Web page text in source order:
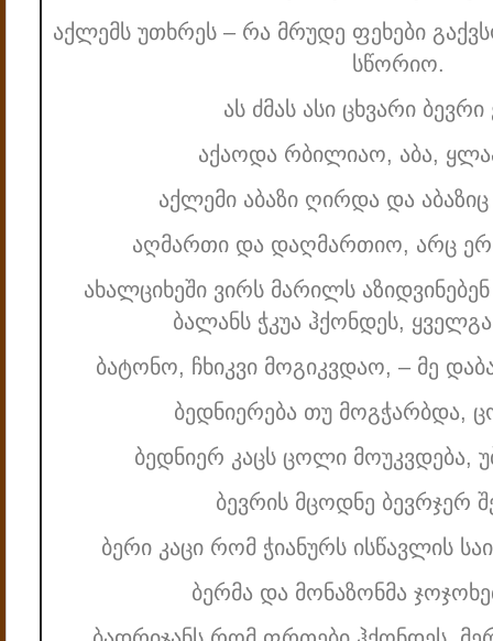
აქლემს უთხრეს – რა მრუდე ფეხები
სწორიო.
ას ძმას ასი ცხვარი
აქაოდა რბილიაო, აბა,
აქლემი აბაზი ღირდა და
აღმართი და დაღმართიო, არც
ახალციხეში ვირს მარილს
ბალანს ჭკუა ჰქონდეს,
ბატონო, ჩხიკვი მოგიკვდაო, – მე
ბედნიერება თუ მოგჭარბდა,
ბედნიერ კაცს ცოლი მოუკვდება,
ბევრის მცოდნე ბევრჯერ
ბერი კაცი რომ ჭიანურს ისწავლის
ბერმა და მონაზონმა